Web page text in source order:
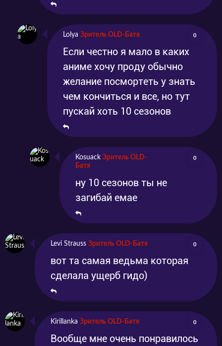
Lolya Зритель OLD-Батя 0
Если честно я мало в каких
аниме хочу проду обычно
желание посмортеть у знать
чем кончиться и все, но тут
пускай хоть 10 сезонов
Kosuack Зритель OLD-
Батя
0
ну 10 сезонов ты не
загибай емае
Levi Strauss Зритель OLD-Батя 0
вот та самая ведьма которая
сделала ущерб гидо)
Kirillanka Зритель OLD-Батя 0
Вообще мне очень понравилось